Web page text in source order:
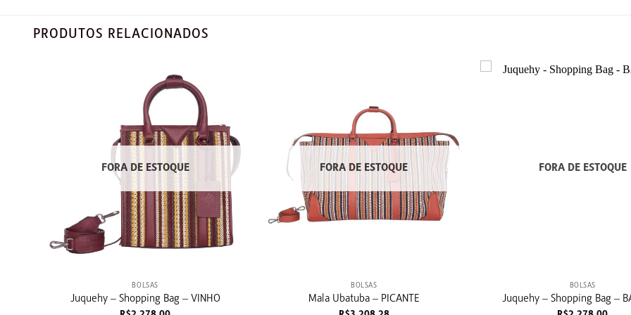
PRODUTOS RELACIONADOS
FORA DE ESTOQUE
BOLSAS
Juquehy – Shopping Bag – VINHO
FORA DE ESTOQUE
BOLSAS
Mala Ubatuba – PICANTE
FORA DE ESTOQUE
BOLSAS
Juquehy – Shopping Bag –